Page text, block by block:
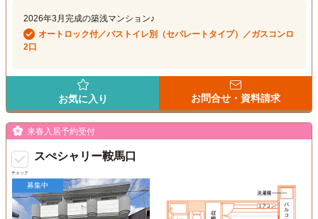
2026年3月完成の築浅マンション♪
オートロック付／バストイレ別（セパレートタイプ）／ガスコンロ
2口
お気に入り お問合せ・資料請求
チェック
来春入居予約受付
スぺシャリー鞍馬口
募集中